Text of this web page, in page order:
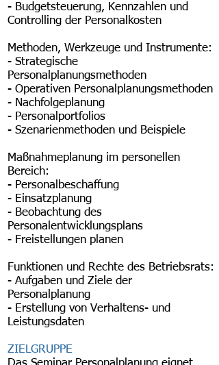
- Budgetsteuerung, Kennzahlen und
Controlling der Personalkosten
Methoden, Werkzeuge und Instrumente:
- Strategische
Personalplanungsmethoden
- Operativen Personalplanungsmethoden
- Nachfolgeplanung
- Personalportfolios
- Szenarienmethoden und Beispiele
Maßnahmeplanung im personellen
Bereich:
- Personalbeschaffung
- Einsatzplanung
- Beobachtung des
Personalentwicklungsplans
- Freistellungen planen
Funktionen und Rechte des Betriebsrats:
- Aufgaben und Ziele der
Personalplanung
- Erstellung von Verhaltens- und
Leistungsdaten
ZIELGRUPPE